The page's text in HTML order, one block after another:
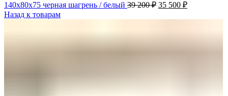
140х80х75 черная шагрень / белый 39 200₽ 35 500 ₽
Назад к товарам